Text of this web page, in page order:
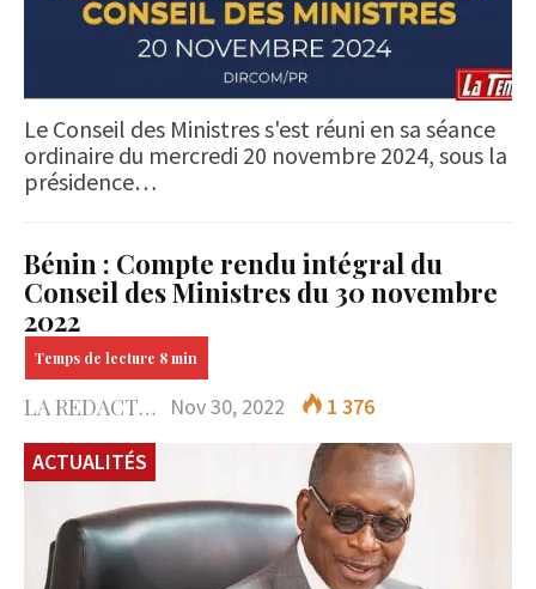
Le Conseil des Ministres s'est réuni en sa séance
ordinaire du mercredi 20 novembre 2024, sous la
présidence…
Bénin : Compte rendu intégral du
Conseil des Ministres du 30 novembre
2022
LA REDACTION Nov 30, 2022
1 376
ACTUALITÉS